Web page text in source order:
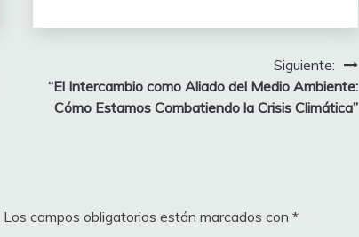
Siguiente:
“El Intercambio como Aliado del Medio Ambiente:
Cómo Estamos Combatiendo la Crisis Climática”
Los campos obligatorios están marcados con *